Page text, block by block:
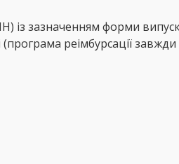
зазначенням форми
реімбурсації